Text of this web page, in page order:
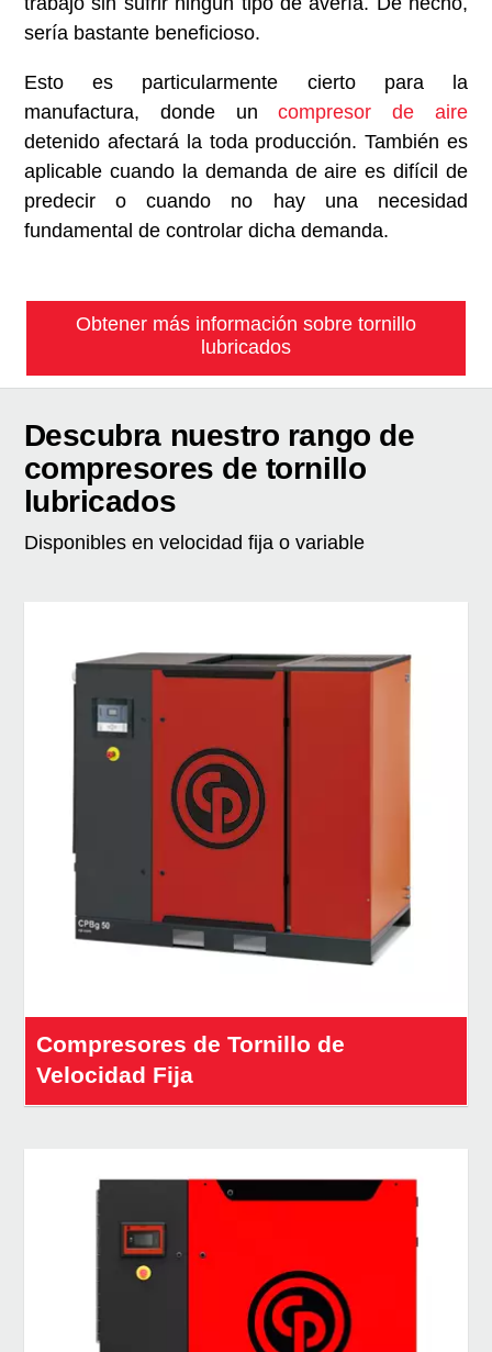
sería bastante beneficioso.
Esto es particularmente cierto para la
manufactura, donde uncompresor de aire
detenido afectará la toda producción. También es
aplicable cuando la demanda de aire es difícil de
predecir o cuando no hay una necesidad
fundamental de controlar dicha demanda.
Obtener más información sobre tornillo
lubricados
Descubra nuestro rango de
compresores de tornillo
lubricados
Disponibles en velocidad fija o variable
Compresores de Tornillo de
Velocidad Fija